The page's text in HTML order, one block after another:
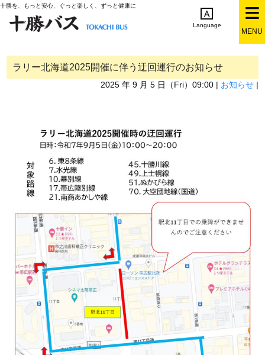
十勝を、もっと安心、ぐっと楽しく、ずっと健康に
Language
한국어
MENU
ラリー北海道2025開催に伴う迂回運行のお知らせ
2025 年 9 月 5 日（Fri）09:00 | お知らせ|